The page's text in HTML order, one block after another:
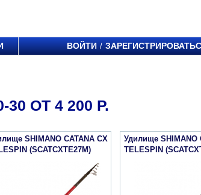
ВОЙТИ /
ОТ 4 200 Р.
SHIMANO CATANA CX
(SCATCXTE27M)
Удилище SHIMANO
TELESPIN